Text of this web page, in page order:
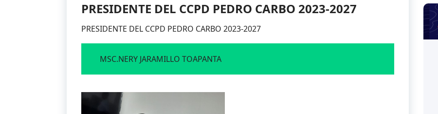
PRESIDENTE DEL CCPD PEDRO CARBO 2023-2027
PRESIDENTE DEL CCPD PEDRO CARBO 2023-2027
MSC.NERY JARAMILLO TOAPANTA